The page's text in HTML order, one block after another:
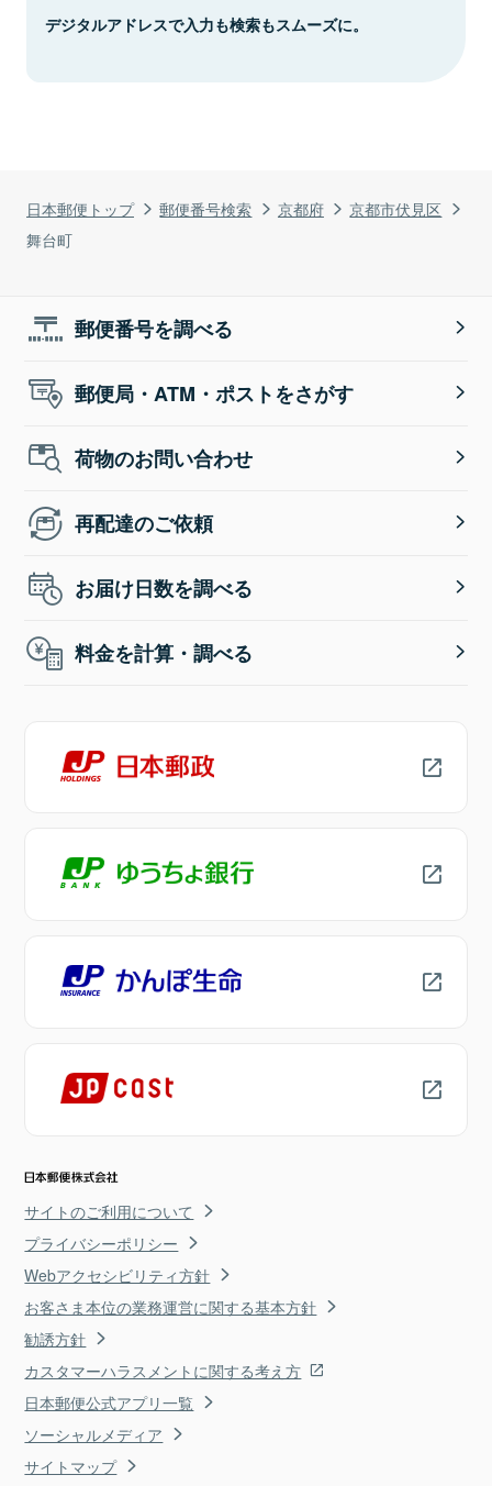
日本郵便トップ 郵便番号検索 京都府
京都市伏見区
舞台町
デジタルアドレスで入力も検索もスムーズに。
郵便番号を調べる
郵便局・ATM・ポストをさがす
荷物のお問い合わせ
再配達のご依頼
お届け日数を調べる
料金を計算・調べる
サイトのご利用について
プライバシーポリシー
Webアクセシビリティ方針
お客さま本位の業務運営に関する基本方針
勧誘方針
カスタマーハラスメントに関する考え方
日本郵便公式アプリ一覧
ソーシャルメディア
サイトマップ